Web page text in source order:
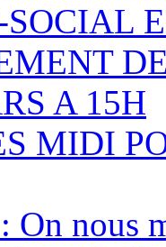
A 15H
MIDI
On nous